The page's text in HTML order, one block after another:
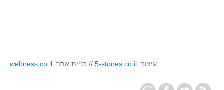
עיצוב: 5-stones.co.il // בניית אתר: webness.co.il